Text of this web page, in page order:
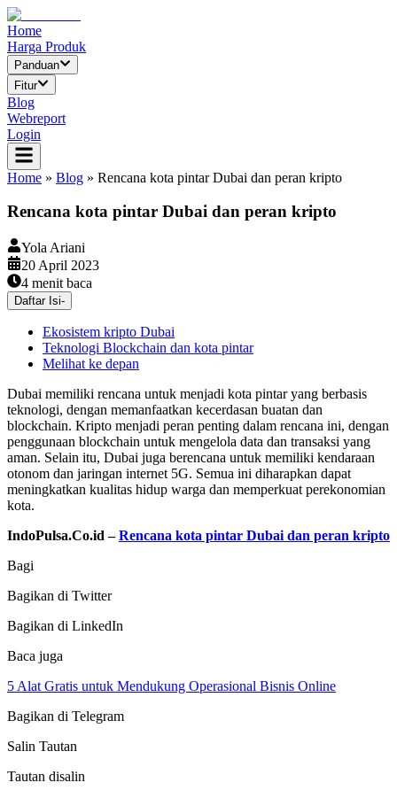
Home
Harga Produk
Panduan
Fitur
Blog
Webreport
Login
Home » Blog » Rencana kota pintar Dubai dan peran kripto
Rencana kota pintar Dubai dan peran kripto
Yola Ariani
20 April 2023
4 menit baca
Daftar Isi-
Ekosistem kripto Dubai
Teknologi Blockchain dan kota pintar
Melihat ke depan
Dubai memiliki rencana untuk menjadi kota pintar yang berbasis
teknologi, dengan memanfaatkan kecerdasan buatan dan
blockchain. Kripto menjadi peran penting dalam rencana ini, dengan
penggunaan blockchain untuk mengelola data dan transaksi yang
aman. Selain itu, Dubai juga berencana untuk memiliki kendaraan
otonom dan jaringan internet 5G. Semua ini diharapkan dapat
meningkatkan kualitas hidup warga dan memperkuat perekonomian
kota.
IndoPulsa.Co.id –Rencana kota pintar Dubai dan peran kripto
Bagi
Bagikan di Twitter
Bagikan di LinkedIn
Baca juga
5 Alat Gratis untuk Mendukung Operasional Bisnis Online
Bagikan di Telegram
Salin Tautan
Tautan disalin